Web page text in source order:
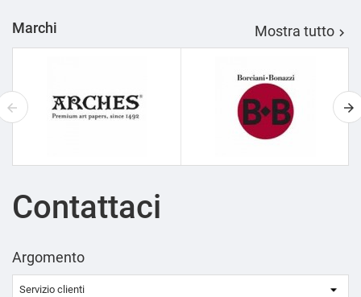
Marchi Mostra tutto 
Contattaci
Argomento